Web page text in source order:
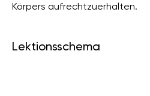
Körpers aufrechtzuerhalten.
Lektionsschema